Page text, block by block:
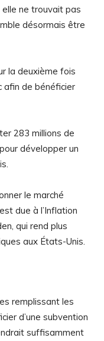
elle ne trouvait pas
désormais être
la deuxième fois
afin de bénéficier
283 millions de
développer un
le marché
due à l’Inflation
qui rend plus
aux États-Unis.
remplissant les
d’une subvention
suffisamment